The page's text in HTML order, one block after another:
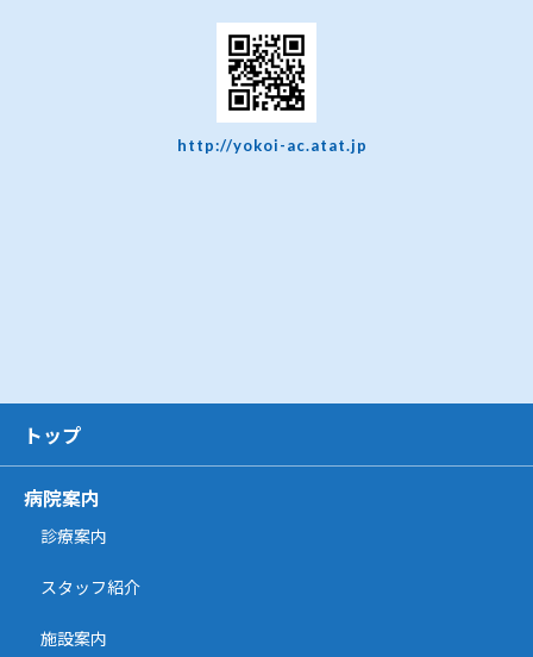
http://yokoi-ac.atat.jp
トップ
病院案内
診療案内
スタッフ紹介
施設案内